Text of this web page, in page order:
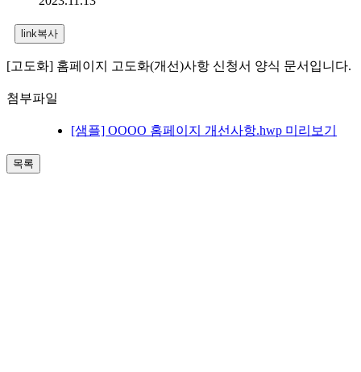
[고도화] 홈페이지 고도화(개선)사항 신청서 양식 문서입니다.
첨부파일
[샘플] OOOO 홈페이지 개선사항.hwp 미리보기